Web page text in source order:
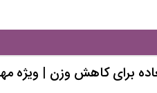
برای کاهش وزن | ویژه